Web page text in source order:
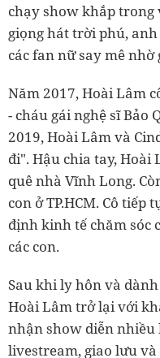
chạy show khắp trong
giọng hát trời phú,
các fan nữ say mê
Năm 2017, Hoài Lâm
- cháu gái nghệ sĩ Bảo
2019, Hoài Lâm và
đi". Hậu chia tay, Hoài
quê nhà Vĩnh Long.
con ở TP.HCM. Cô tiếp
định kinh tế chăm sóc
các con.
Sau khi ly hôn và
Hoài Lâm trở lại với
nhận show diễn
livestream, giao lưu